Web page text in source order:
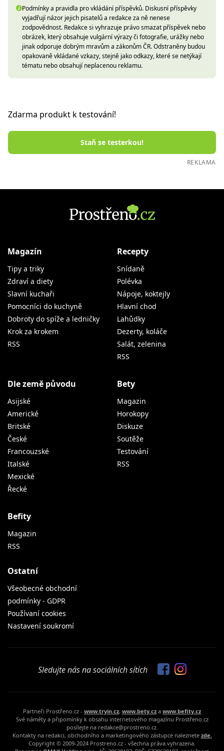
Podmínky a pravidla pro vkládání příspěvků. Diskusní příspěvky
vyjadřují názor jejich pisatelů a redakce za ně nenese
zodpovědnost. Redakce si vyhrazuje právo smazat příspěvek nebo
obrázek, který obsahuje vulgární výrazy či fotografie, urážky nebo
jinak odporuje dobrým mravům a zákonům ČR. Odstraněny budou
opakovaně vkládané vzkazy, stejně jako odkazy, které se netýkají
tématu nebo obsahují neplacenou reklamu.
Zdarma produkt k testování!
Staň se testerkou!
REKLAMA
Magazín
Tipy a triky
Zdraví a diety
Slavní kuchaři
Pomocníci do kuchyně
Dobroty do spíže a ledničky
Krok za krokem
RSS
Recepty
Snídaně
Polévka
Nápoje, koktejly
Hlavní chod
Lahůdky
Dezerty, koláče
Salát, zelenina
RSS
Dle země původu
Asijské
Americké
Britské
České
Francouzské
Italské
Mexické
Řecké
Bety
Magazin
Horokopy
Diskuze
Soutěže
Testování
RSS
Befity
Magazin
RSS
Ostatní
Všeobecné obchodní
podmínky - GDPR
Používaní cookies
Nastavení soukromí
Sledujte nás na sociálních sítích
Partneři Prostřeno.cz - www.tryin.cz, www.bety.cz a www.befity.cz
Své náměty a připomínky k obsahu internetového magazínu Prostřeno.cz
posílejte na redakce@prostreno.cz.
Kontakty na redakci, obchodního a marketingového zástupce naleznete zde.
Copyright © 2009-2024 Prostreno.cz - všechna práva vyhrazena.